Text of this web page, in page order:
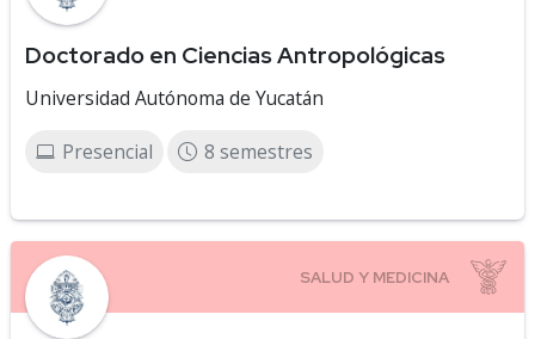
Doctorado en Ciencias Antropológicas
Universidad Autónoma de Yucatán
Presencial 8 semestres